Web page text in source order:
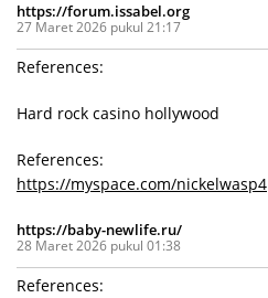
https://forum.issabel.org
27 Maret 2026 pukul 21:17
References:
Hard rock casino hollywood
References:
https://myspace.com/nickelwasp4
https://baby-newlife.ru/
28 Maret 2026 pukul 01:38
References: